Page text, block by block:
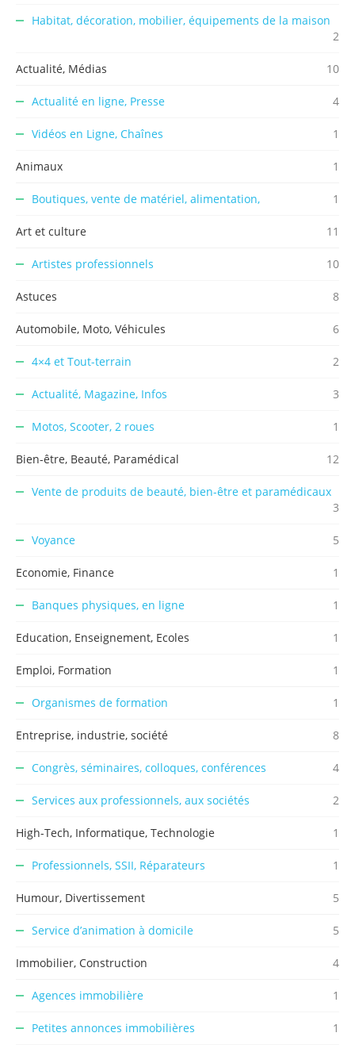
Habitat, décoration, mobilier, équipements de la maison
2
Actualité, Médias 10
Actualité en ligne, Presse 4
Vidéos en Ligne, Chaînes 1
Animaux 1
Boutiques, vente de matériel, alimentation, 1
Art et culture 11
Artistes professionnels 10
Astuces 8
Automobile, Moto, Véhicules 6
4×4 et Tout-terrain 2
Actualité, Magazine, Infos 3
Motos, Scooter, 2 roues 1
Bien-être, Beauté, Paramédical 12
Vente de produits de beauté, bien-être et paramédicaux
3
Voyance 5
Economie, Finance 1
Banques physiques, en ligne 1
Education, Enseignement, Ecoles 1
Emploi, Formation 1
Organismes de formation 1
Entreprise, industrie, société 8
Congrès, séminaires, colloques, conférences 4
Services aux professionnels, aux sociétés 2
High-Tech, Informatique, Technologie 1
Professionnels, SSII, Réparateurs 1
Humour, Divertissement 5
Service d’animation à domicile 5
Immobilier, Construction 4
Agences immobilière 1
Petites annonces immobilières 1